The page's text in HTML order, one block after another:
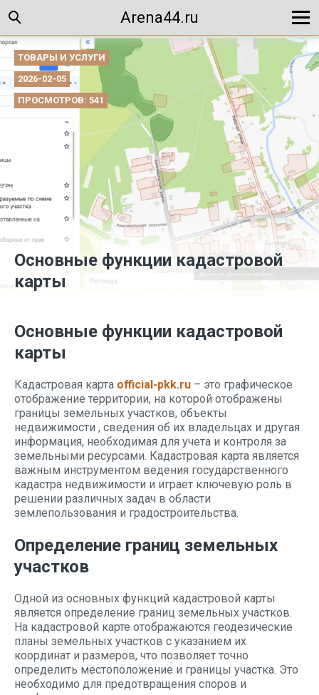
Arena44.ru
ТОВАРЫ И УСЛУГИ
2026-02-05
ПРОСМОТРОВ: 541
Основные функции кадастровой
карты
Основные функции кадастровой
карты
Кадастровая карта official-pkk.ru – это графическое
отображение территории, на которой отображены
границы земельных участков, объекты
недвижимости , сведения об их владельцах и другая
информация, необходимая для учета и контроля за
земельными ресурсами. Кадастровая карта является
важным инструментом ведения государственного
кадастра недвижимости и играет ключевую роль в
решении различных задач в области
землепользования и градостроительства.
Определение границ земельных
участков
Одной из основных функций кадастровой карты
является определение границ земельных участков.
На кадастровой карте отображаются геодезические
планы земельных участков с указанием их
координат и размеров, что позволяет точно
определить местоположение и границы участка. Это
необходимо для предотвращения споров и